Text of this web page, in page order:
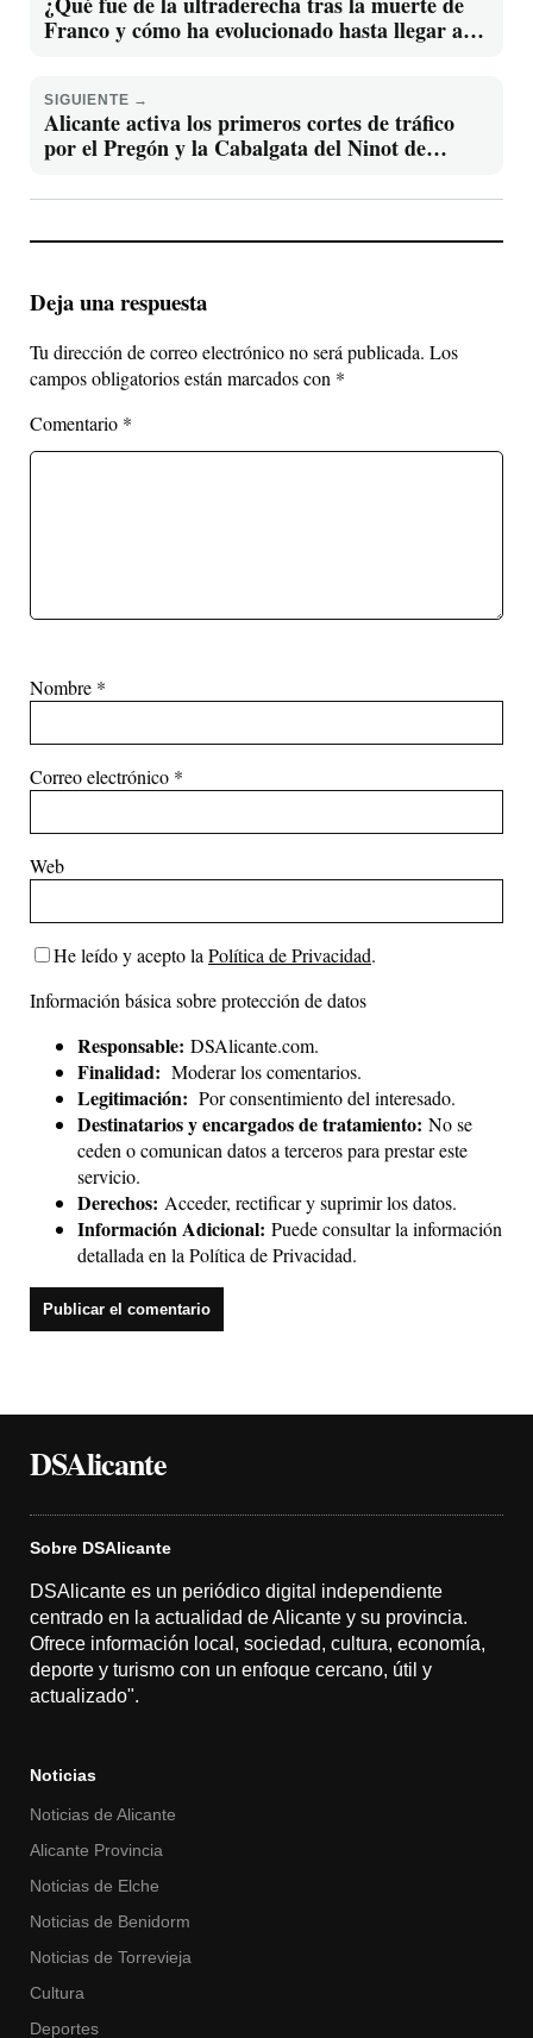
Franco y cómo ha evolucionado hasta llegar al
SIGUIENTE →
Alicante activa los primeros cortes de tráfico
por el Pregón y la Cabalgata del Ninot de
Deja una respuesta
Tu dirección de correo electrónico no será publicada. Los
campos obligatorios están marcados con *
Comentario *
Nombre *
Correo electrónico *
Web
He leído y acepto laPolítica de Privacidad.
Información básica sobre protección de datos
Responsable: DSAlicante.com.
Finalidad: Moderar los comentarios.
Legitimación: Por consentimiento del interesado.
Destinatarios y encargados de tratamiento: No se
ceden o comunican datos a terceros para prestar este
servicio.
Derechos: Acceder, rectificar y suprimir los datos.
Información Adicional: Puede consultar la información
detallada en laPolítica de Privacidad.
DSAlicante
Sobre DSAlicante
DSAlicante es un periódico digital independiente
centrado en la actualidad de Alicante y su provincia.
Ofrece información local, sociedad, cultura, economía,
deporte y turismo con un enfoque cercano, útil y
actualizado".
Noticias
Noticias de Alicante
Alicante Provincia
Noticias de Elche
Noticias de Benidorm
Noticias de Torrevieja
Cultura
Deportes